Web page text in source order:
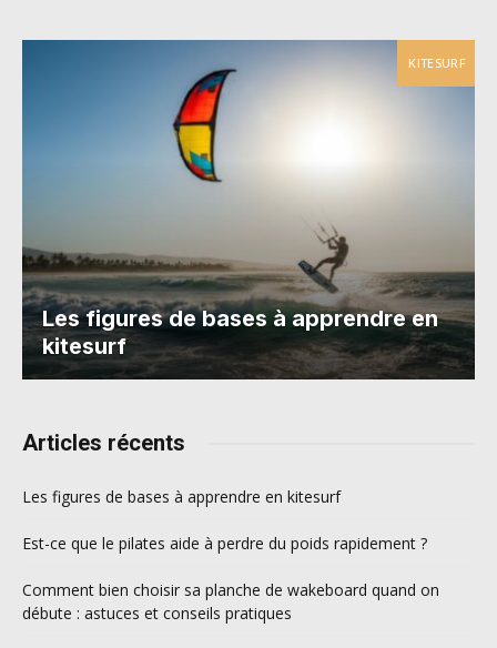
KITESURF
Les figures de bases à apprendre en
kitesurf
Articles récents
Les figures de bases à apprendre en kitesurf
Est-ce que le pilates aide à perdre du poids rapidement ?
Comment bien choisir sa planche de wakeboard quand on
débute : astuces et conseils pratiques